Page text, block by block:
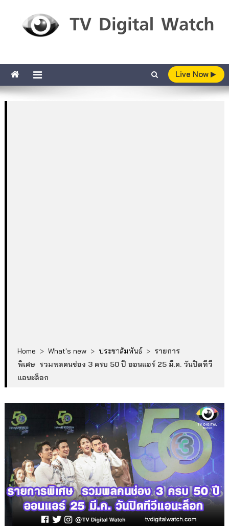
Live Now
Home > What's new > ประชาสัมพันธ์ > รายการ
พิเศษ รวมพลคนช่อง 3 ครบ 50 ปี ออนแอร์ 25 มี.ค. วันปิดทีวี
แอนะล็อก